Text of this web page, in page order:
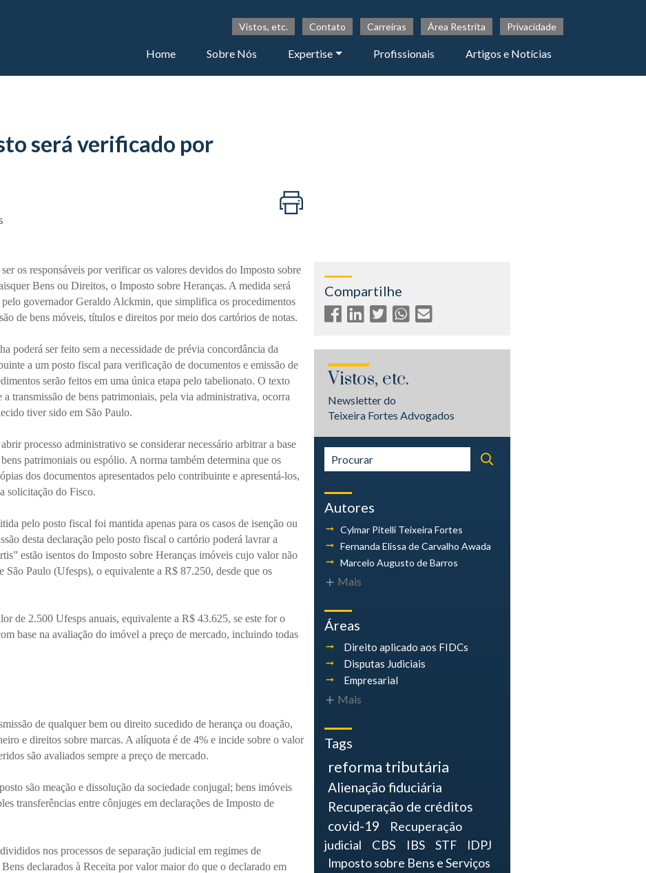
Vistos, etc. Contato Carreiras Área Restrita Privacidade
Home Sobre Nós Expertise Profissionais Artigos e Notícias
será verificado por
os responsáveis por verificar os valores devidos do Imposto sobre
Bens ou Direitos, o Imposto sobre Heranças. A medida será
pelo governador Geraldo Alckmin, que simplifica os procedimentos
de bens móveis, títulos e direitos por meio dos cartórios de notas.
poderá ser feito sem a necessidade de prévia concordância da
a um posto fiscal para verificação de documentos e emissão de
serão feitos em uma única etapa pelo tabelionato. O texto
transmissão de bens patrimoniais, pela via administrativa, ocorra
tiver sido em São Paulo.
processo administrativo se considerar necessário arbitrar a base
patrimoniais ou espólio. A norma também determina que os
dos documentos apresentados pelo contribuinte e apresentá-los,
solicitação do Fisco.
pelo posto fiscal foi mantida apenas para os casos de isenção ou
desta declaração pelo posto fiscal o cartório poderá lavrar a
estão isentos do Imposto sobre Heranças imóveis cujo valor não
São Paulo (Ufesps), o equivalente a R$ 87.250, desde que os
de 2.500 Ufesps anuais, equivalente a R$ 43.625, se este for o
base na avaliação do imóvel a preço de mercado, incluindo todas
de qualquer bem ou direito sucedido de herança ou doação,
e direitos sobre marcas. A alíquota é de 4% e incide sobre o valor
são avaliados sempre a preço de mercado.
são meação e dissolução da sociedade conjugal; bens imóveis
transferências entre cônjuges em declarações de Imposto de
nos processos de separação judicial em regimes de
declarados à Receita por valor maior do que o declarado em
Compartilhe
Vistos, etc.
Newsletter do
Teixeira Fortes Advogados
Autores
Cylmar Pitelli Teixeira Fortes
Fernanda Elissa de Carvalho Awada
Marcelo Augusto de Barros
Mais
Áreas
Direito aplicado aos FIDCs
Disputas Judiciais
Empresarial
Mais
Tags
reforma tributária
Alienação fiduciária
Recuperação de créditos
covid-19
Recuperação
judicial
CBS IBS STF
IDPJ
Imposto sobre Bens e Serviços